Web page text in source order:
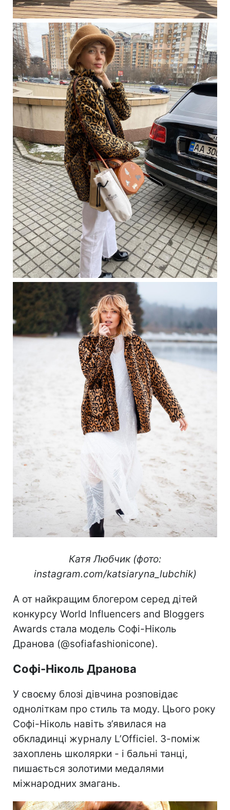
Катя Любчик (фото:
instagram.com/katsiaryna_lubchik)
А от найкращим блогером серед дітей
конкурсу World Influencers and Bloggers
Awards стала модель Софі-Ніколь
Дранова (@sofiafashionicone).
Софі-Ніколь Дранова
У своєму блозі дівчина розповідає
одноліткам про стиль та моду. Цього року
Софі-Ніколь навіть з’явилася на
обкладинці журналу L’Officiel. З-поміж
захоплень школярки - і бальні танці,
пишається золотими медалями
міжнародних змагань.